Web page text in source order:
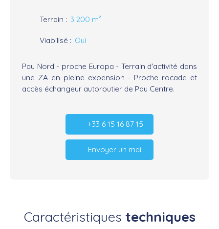
Terrain : 3 200 m²
Viabilisé : Oui
Pau Nord - proche Europa - Terrain d'activité dans
une ZA en pleine expension - Proche rocade et
accès échangeur autoroutier de Pau Centre.
+33 6 15 16 87 15
Envoyer un mail
Caractéristiques techniques